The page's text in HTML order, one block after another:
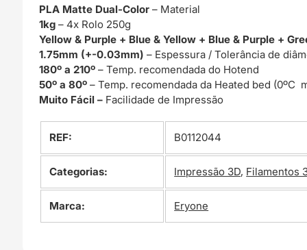
PLA Matte Dual-Color– Material
1kg – 4x Rolo 250g
Yellow & Purple + Blue & Yellow + Blue & Purple +
1.75mm (+-0.03mm)– Espessura / Tolerância de
180º a 210º– Temp. recomendada do Hotend
50º a 80º– Temp. recomendada da Heated bed (0ºC
Muito Fácil – Facilidade de Impressão
REF: B0112044
Categorias: Impressão 3D, Filamentos
Marca: Eryone